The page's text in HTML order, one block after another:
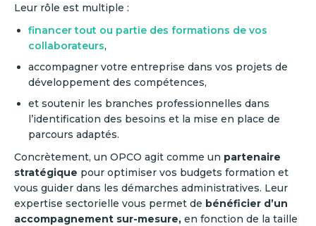
Leur rôle est multiple :
financer tout ou partie des formations de vos
collaborateurs,
accompagner votre entreprise dans vos projets de
développement des compétences,
et soutenir les branches professionnelles dans
l’identification des besoins et la mise en place de
parcours adaptés.
Concrètement, un OPCO agit comme un partenaire
stratégique pour optimiser vos budgets formation et
vous guider dans les démarches administratives. Leur
expertise sectorielle vous permet de bénéficier d’un
accompagnement sur-mesure, en fonction de la taille